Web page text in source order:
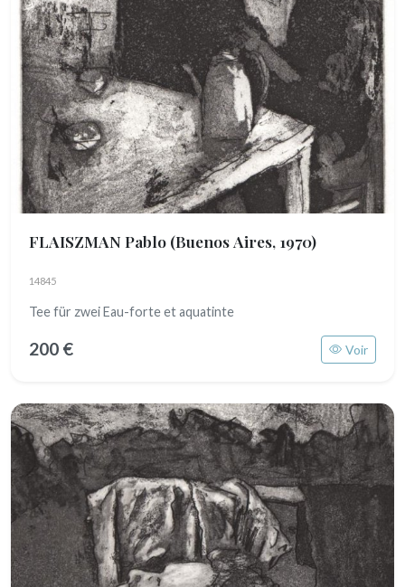
FLAISZMAN Pablo (Buenos Aires, 1970)
14845
Tee für zwei Eau-forte et aquatinte
200 € Voir